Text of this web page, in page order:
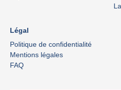
Légal
Politique de confidentialité
Mentions légales
FAQ